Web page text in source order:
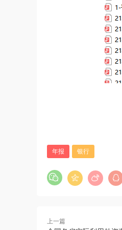
年报 银行
上一篇